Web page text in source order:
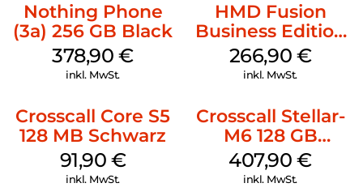
Nothing Phone
(3a) 256 GB Black
378,90€
inkl. MwSt.
HMD Fusion
Business Edition
256 GB Grey
266,90 €
inkl. MwSt.
Crosscall Core S5
128 MB Schwarz
91,90 €
inkl. MwSt.
Crosscall Stellar-
M6 128 GB
Schwarz
407,90€
inkl. MwSt.